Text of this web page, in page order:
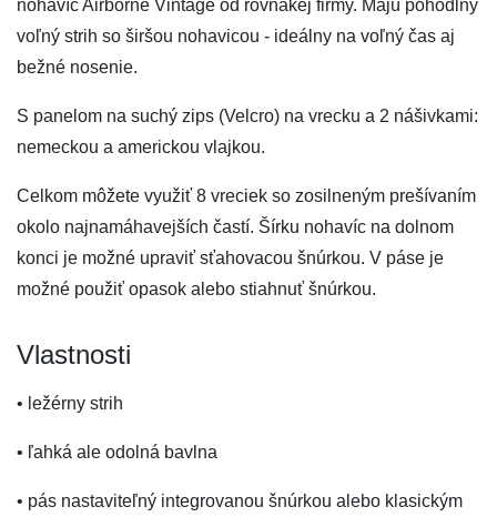
nohavíc Airborne Vintage od rovnakej firmy. Majú pohodlný
voľný strih so širšou nohavicou - ideálny na voľný čas aj
bežné nosenie.
S panelom na suchý zips (Velcro) na vrecku a 2 nášivkami:
nemeckou a americkou vlajkou.
Celkom môžete využiť 8 vreciek so zosilneným prešívaním
okolo najnamáhavejších častí. Šírku nohavíc na dolnom
konci je možné upraviť sťahovacou šnúrkou. V páse je
možné použiť opasok alebo stiahnuť šnúrkou.
Vlastnosti
• ležérny strih
• ľahká ale odolná bavlna
• pás nastaviteľný integrovanou šnúrkou alebo klasickým